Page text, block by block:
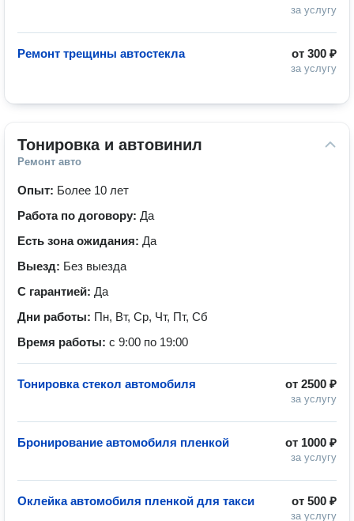
за услугу
от 300 ₽
за услугу
Ремонт трещины автостекла
Тонировка и автовинил
Ремонт авто
Опыт: Более 10 лет
Работа по договору: Да
Есть зона ожидания: Да
Выезд: Без выезда
С гарантией: Да
Дни работы: Пн, Вт, Ср, Чт, Пт, Сб
Время работы: с 9:00 по 19:00
от 2500 ₽
за услугу
Тонировка стекол автомобиля
от 1000 ₽
за услугу
Бронирование автомобиля пленкой
от 500 ₽
за услугу
Оклейка автомобиля пленкой для такси